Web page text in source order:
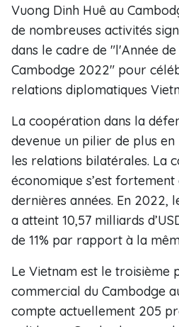
Vuong Dinh Huê au
de nombreuses activités
dans le cadre de "l'Année
Cambodge 2022" pour
relations diplomatiques
La coopération dans la
devenue un pilier de plus
les relations bilatérales. La
économique s’est
dernières années. En 2022,
a atteint 10,57 milliards
de 11% par rapport à la
Le Vietnam est le troisième
commercial du Cambodge
compte actuellement 205